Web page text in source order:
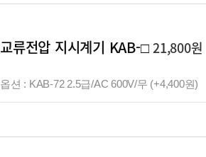
교류전압 지시계기 KAB-□21,800원
옵션 : KAB-72 2.5급/AC 600V/무 (+4,400원)